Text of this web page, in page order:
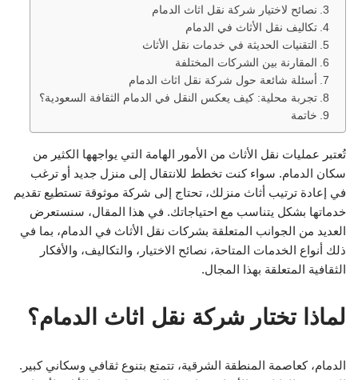
نصائح لاختيار شركة نقل اثاث الدمام
تكاليف نقل الأثاث في الدمام
التقنيات الحديثة في خدمات نقل الأثاث
المقارنة بين الشركات المختلفة
أسئلة شائعة حول شركة نقل اثاث الدمام
تجربة محلية: كيف يعكس النقل في الدمام الثقافة السعودية؟
خاتمة
تُعتبر عمليات نقل الأثاث من الأمور الهامة التي يواجهها الكثير من
سكان الدمام. سواء كنت تخطط للانتقال إلى منزل جديد أو ترغب
في إعادة ترتيب أثاث منزلك، تحتاج إلى شركة موثوقة تستطيع تقديم
خدماتها بشكل يتناسب مع احتياجاتك. في هذا المقال، سنستعرض
العديد من الجوانب المتعلقة بشركات نقل الأثاث في الدمام، بما في
ذلك أنواع الخدمات المتاحة، نصائح الاختيار، والتكاليف، والأفكار
الثقافية المتعلقة بهذا المجال.
لماذا تختار شركة نقل اثاث الدمام؟
الدمام، كعاصمة المنطقة الشرقية، تتمتع بتنوع ثقافي وسكاني كبير.